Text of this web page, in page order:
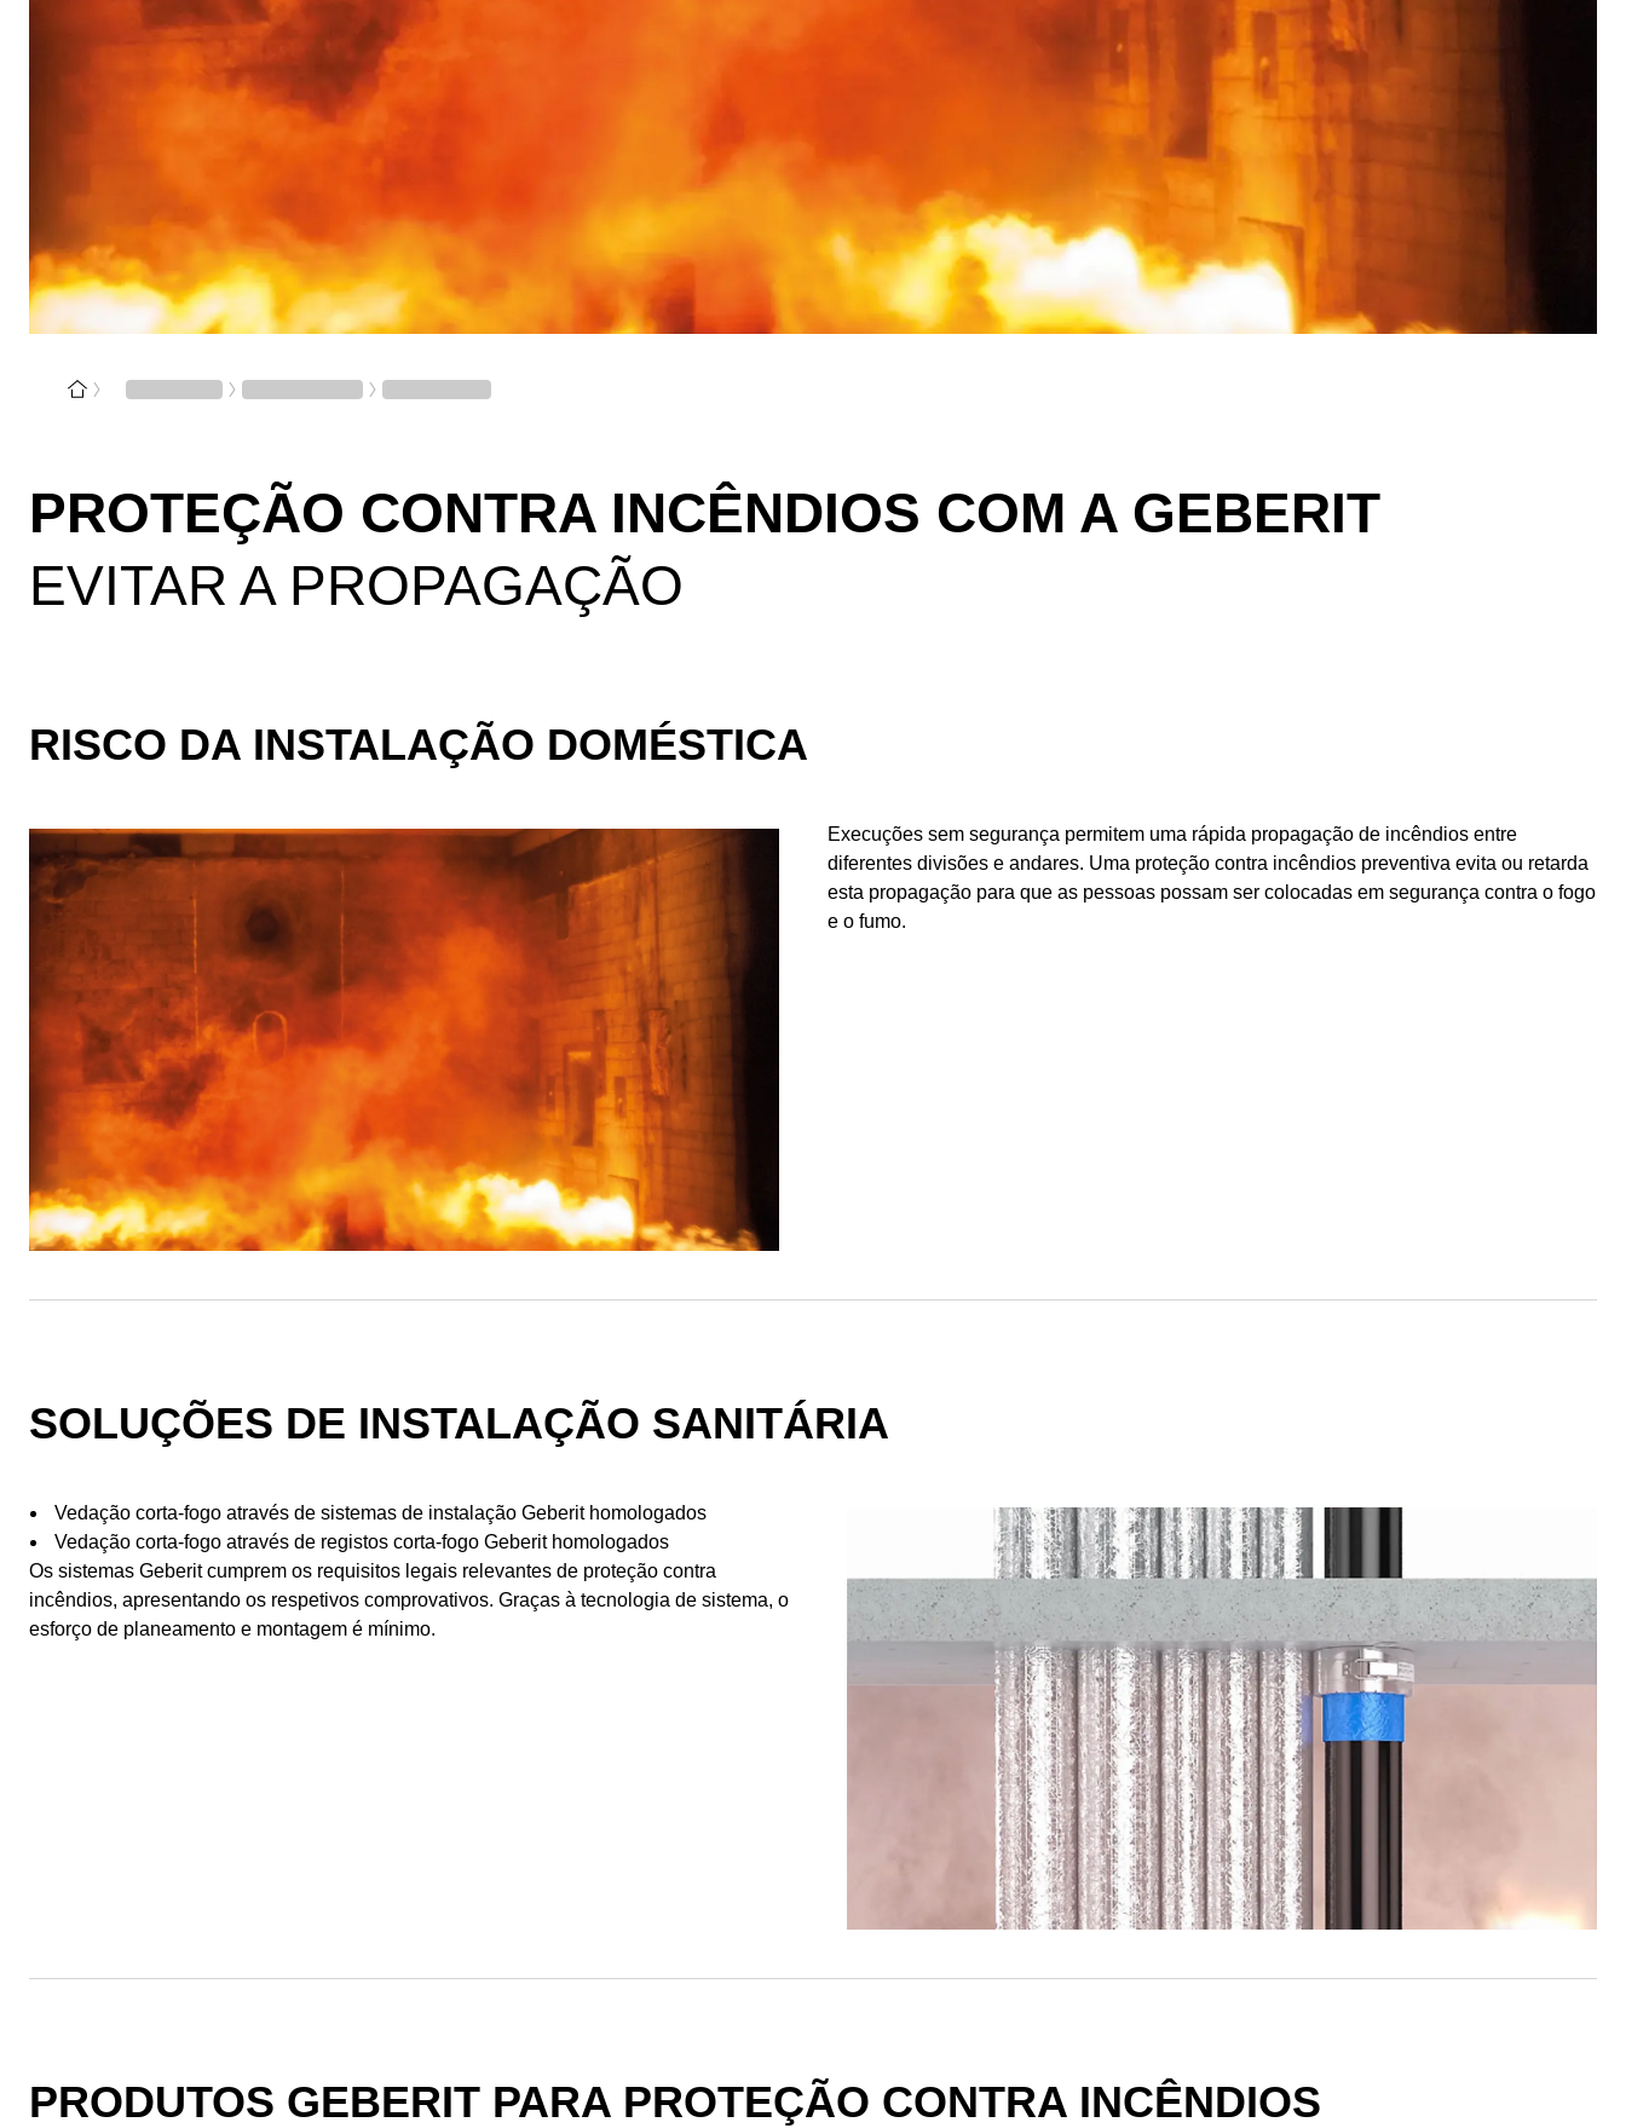
PROTEÇÃO CONTRA INCÊNDIOS COM A GEBERIT
EVITAR A PROPAGAÇÃO
RISCO DA INSTALAÇÃO DOMÉSTICA
Execuções sem segurança permitem uma rápida propagação de incêndios entre
diferentes divisões e andares. Uma proteção contra incêndios preventiva evita ou retarda
esta propagação para que as pessoas possam ser colocadas em segurança contra o fogo
e o fumo.
SOLUÇÕES DE INSTALAÇÃO SANITÁRIA
Vedação corta-fogo através de sistemas de instalação Geberit homologados
Vedação corta-fogo através de registos corta-fogo Geberit homologados
Os sistemas Geberit cumprem os requisitos legais relevantes de proteção contra
incêndios, apresentando os respetivos comprovativos. Graças à tecnologia de sistema, o
esforço de planeamento e montagem é mínimo.
PRODUTOS GEBERIT PARA PROTEÇÃO CONTRA INCÊNDIOS